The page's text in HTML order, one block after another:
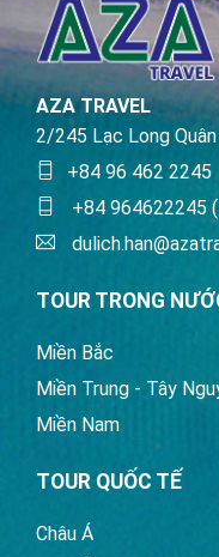
AZA TRAVEL
2/245 Lạc Long Quân
+84 96 462 2245
+84 964622245
TOUR TRONG
Miền Bắc
Miền Trung - Tây
Miền Nam
TOUR QUỐC TẾ
Châu Á